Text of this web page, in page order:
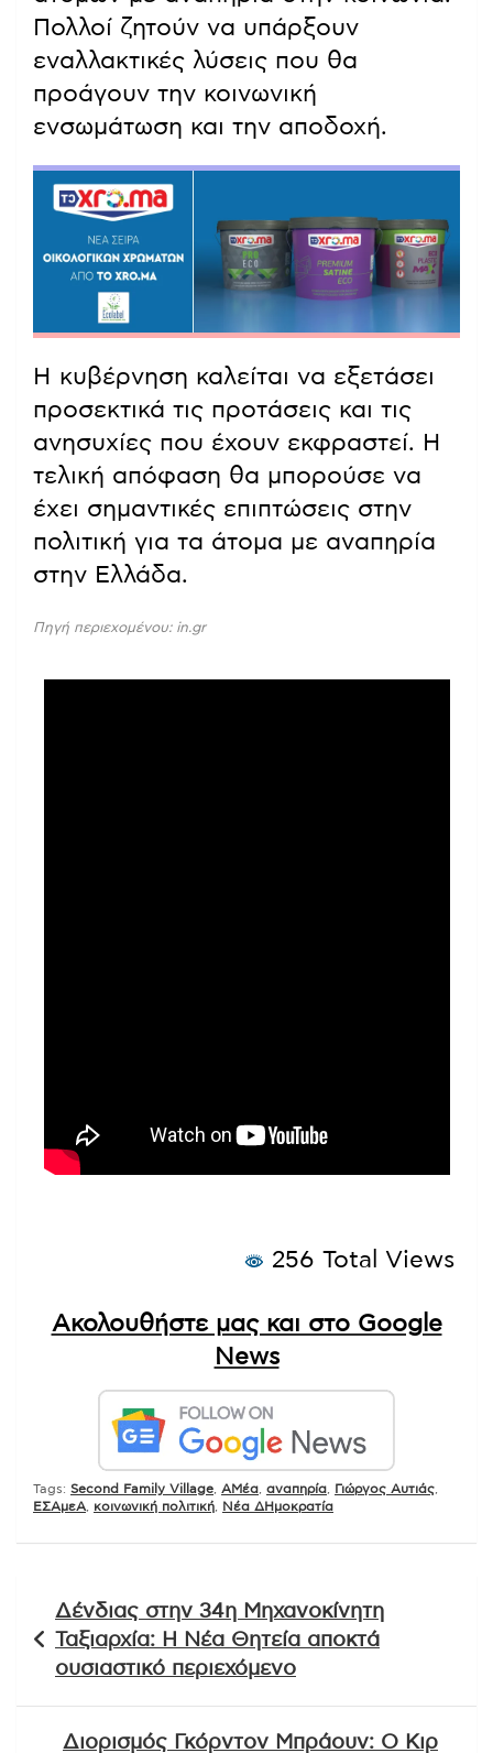
Πολλοί ζητούν να υπάρξουν
εναλλακτικές λύσεις που θα
προάγουν την κοινωνική
ενσωμάτωση και την αποδοχή.
Η κυβέρνηση καλείται να εξετάσει
προσεκτικά τις προτάσεις και τις
ανησυχίες που έχουν εκφραστεί. Η
τελική απόφαση θα μπορούσε να
έχει σημαντικές επιπτώσεις στην
πολιτική για τα άτομα με αναπηρία
στην Ελλάδα.
Πηγή περιεχομένου: in.gr
256 Total Views
Ακολουθήστε μας και στο Google
News
Tags: Second Family Village ΑΜέα αναπηρία Γιώργος Αυτιάς
ΕΣΑμεΑ
κοινωνική πολιτική Νέα ΔΗμοκρατία
άρθρων
Δένδιας στην 34η Μηχανοκίνητη
Ταξιαρχία: Η Νέα Θητεία αποκτά
ουσιαστικό περιεχόμενο
Διορισμός Γκόρντον Μπράουν: Ο Κιρ